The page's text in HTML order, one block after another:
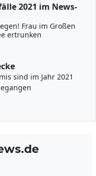
2021 im News-
Frau im Großen
ertrunken
sind im Jahr 2021